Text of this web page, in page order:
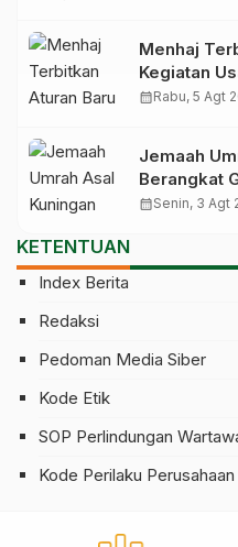
Menhaj
Kegiatan
Siap-siap
calendar_monthRabu, 5 Agt
Jemaah
Berangkat
Saat
calendar_monthSenin, 3 Agt
KETENTUAN
Index Berita
Redaksi
Pedoman Media Siber
Kode Etik
SOP Perlindungan
Kode Perilaku